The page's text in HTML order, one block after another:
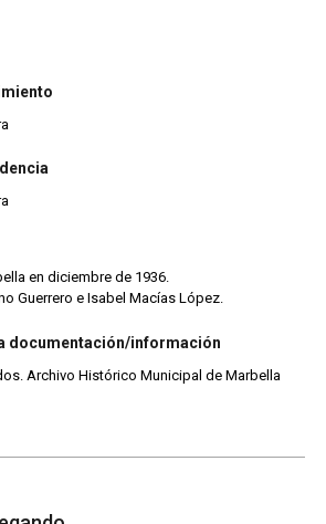
en diciembre de 1936.
Guerrero e Isabel Macías López.
documentación/información
Archivo Histórico Municipal de Marbella